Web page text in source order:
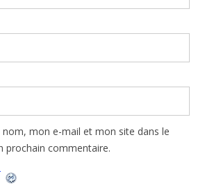
nom, mon e-mail et mon site dans le
prochain commentaire.